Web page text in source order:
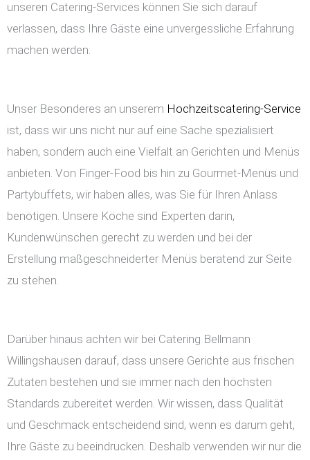
unseren Catering-Services können Sie sich darauf
verlassen, dass Ihre Gäste eine unvergessliche Erfahrung
machen werden.
Unser Besonderes an unserem Hochzeitscatering-Service
ist, dass wir uns nicht nur auf eine Sache spezialisiert
haben, sondern auch eine Vielfalt an Gerichten und Menüs
anbieten. Von Finger-Food bis hin zu Gourmet-Menüs und
Partybuffets, wir haben alles, was Sie für Ihren Anlass
benötigen. Unsere Köche sind Experten darin,
Kundenwünschen gerecht zu werden und bei der
Erstellung maßgeschneiderter Menüs beratend zur Seite
zu stehen.
Darüber hinaus achten wir bei Catering Bellmann
Willingshausen darauf, dass unsere Gerichte aus frischen
Zutaten bestehen und sie immer nach den höchsten
Standards zubereitet werden. Wir wissen, dass Qualität
und Geschmack entscheidend sind, wenn es darum geht,
Ihre Gäste zu beeindrucken. Deshalb verwenden wir nur die